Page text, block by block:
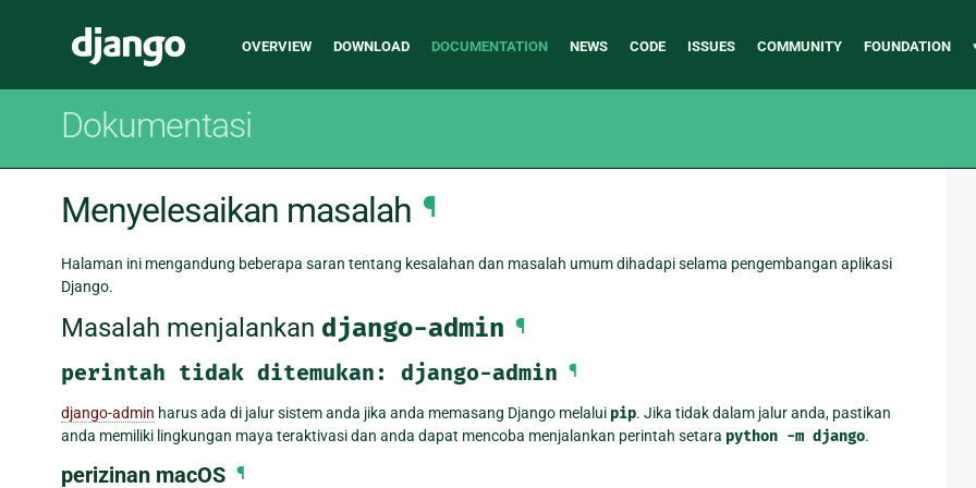
Django
Main
OVERVIEW DOWNLOAD DOCUMENTATION NEWS CODE ISSUES COMMUNITY FOUNDATION
Dokumentasi
Menyelesaikan masalah ¶
Halaman ini mengandung beberapa saran tentang kesalahan dan masalah umum dihadapi selama pengembangan aplikasi
Django.
Masalah menjalankan django-admin ¶
perintah tidak ditemukan: django-admin ¶
django-admin harus ada di jalur sistem anda jika anda memasang Django melalui pip. Jika tidak dalam jalur anda, pastikan
anda memiliki lingkungan maya teraktivasi dan anda dapat mencoba menjalankan perintah setara python -m django.
perizinan macOS ¶